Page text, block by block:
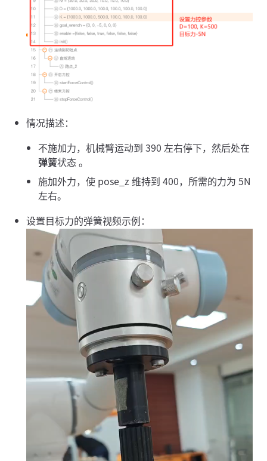
情况描述：
不施加力，机械臂运动到 390 左右停下，然后处在
弹簧状态 。
施加外力，使 pose_z 维持到 400，所需的力为 5N
左右。
设置目标力的弹簧视频示例：